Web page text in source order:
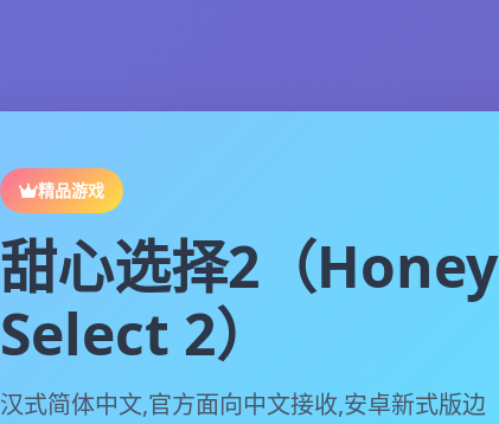
精品游戏
甜心选择2（Honey
Select 2）
汉式简体中文,官方面向中文接收,安卓新式版边